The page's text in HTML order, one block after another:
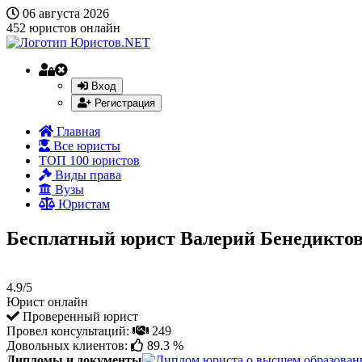
06 августа 2026
452 юристов онлайн
Вход
Регистрация
Главная
Все юристы
ТОП 100 юристов
Виды права
Вузы
Юристам
Бесплатный юрист Валерий
4.9/5
Юрист онлайн
Проверенный юрист
Провел консультаций:
249
Довольных клиентов:
89.3 %